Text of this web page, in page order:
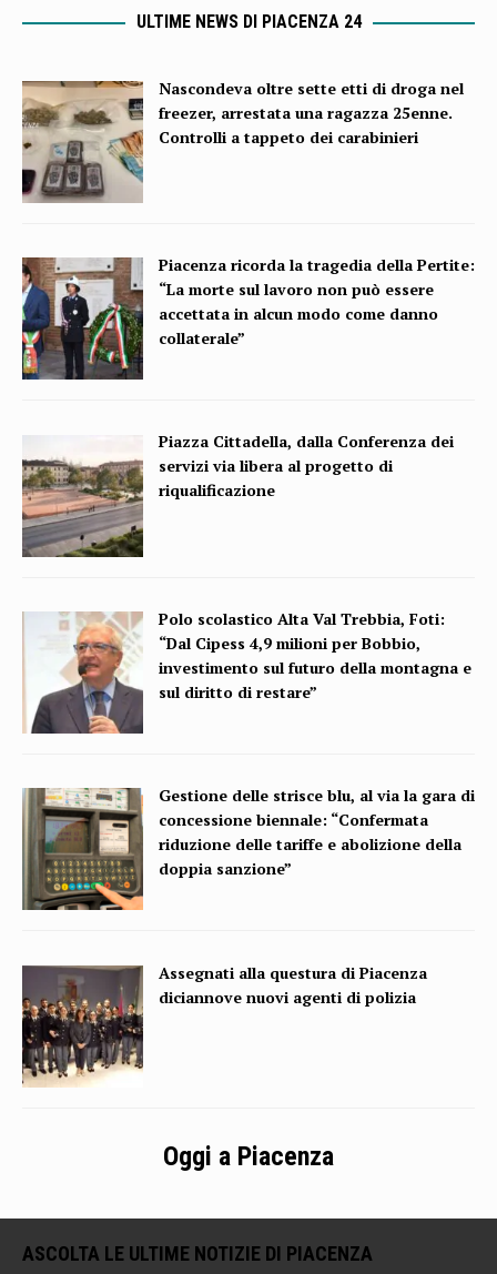
ULTIME NEWS DI PIACENZA 24
Nascondeva oltre sette etti di droga nel
freezer, arrestata una ragazza 25enne.
Controlli a tappeto dei carabinieri
Piacenza ricorda la tragedia della Pertite:
“La morte sul lavoro non può essere
accettata in alcun modo come danno
collaterale”
Piazza Cittadella, dalla Conferenza dei
servizi via libera al progetto di
riqualificazione
Polo scolastico Alta Val Trebbia, Foti:
“Dal Cipess 4,9 milioni per Bobbio,
investimento sul futuro della montagna e
sul diritto di restare”
Gestione delle strisce blu, al via la gara di
concessione biennale: “Confermata
riduzione delle tariffe e abolizione della
doppia sanzione”
Assegnati alla questura di Piacenza
diciannove nuovi agenti di polizia
Oggi a Piacenza
ASCOLTA LE ULTIME NOTIZIE DI PIACENZA